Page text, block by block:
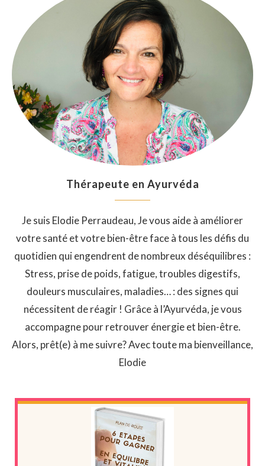
Thérapeute en Ayurvéda
Je suis Elodie Perraudeau, Je vous aide à améliorer
votre santé et votre bien-être face à tous les défis du
quotidien qui engendrent de nombreux déséquilibres :
Stress, prise de poids, fatigue, troubles digestifs,
douleurs musculaires, maladies… : des signes qui
nécessitent de réagir ! Grâce à l’Ayurvéda, je vous
accompagne pour retrouver énergie et bien-être.
Alors, prêt(e) à me suivre? Avec toute ma bienveillance,
Elodie